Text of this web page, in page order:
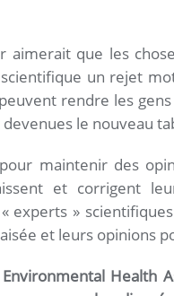
que les
un rejet
rendre les
le nouveau
maintenir des
et corrigent
experts »
et leurs opinions
Health